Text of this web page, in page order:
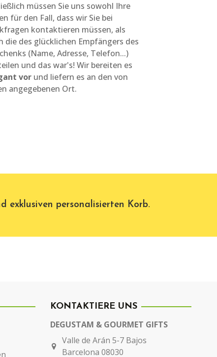
müssen Sie uns sowohl Ihre
für den Fall, dass wir Sie bei
kontaktieren müssen, als
die des glücklichen Empfängers des
(Name, Adresse, Telefon...)
und das war's! Wir bereiten es
vor und liefern es an den von
angegebenen Ort.
exklusiven personalisierten Korb.
KONTAKTIERE UNS
DEGUSTAM & GOURMET GIFTS
Valle de Arán 5-7 Bajos
Barcelona 08030